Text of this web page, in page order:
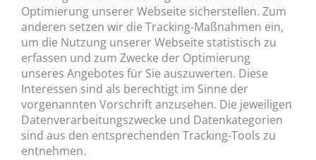
Optimierung unserer Webseite sicherstellen. Zum
anderen setzen wir die Tracking-Maßnahmen ein,
um die Nutzung unserer Webseite statistisch zu
erfassen und zum Zwecke der Optimierung
unseres Angebotes für Sie auszuwerten. Diese
Interessen sind als berechtigt im Sinne der
vorgenannten Vorschrift anzusehen. Die jeweiligen
Datenverarbeitungszwecke und Datenkategorien
sind aus den entsprechenden Tracking-Tools zu
entnehmen.